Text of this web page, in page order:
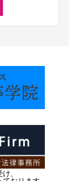
、